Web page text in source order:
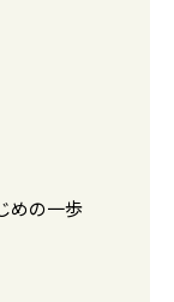
めの一歩